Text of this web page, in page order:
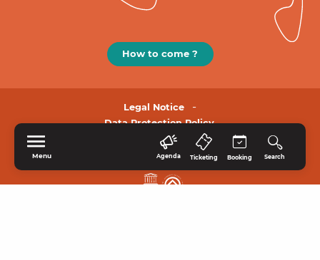
Menu Agenda Ticketing Booking Search
How to come ?
Legal Notice
Data Protection Policy.